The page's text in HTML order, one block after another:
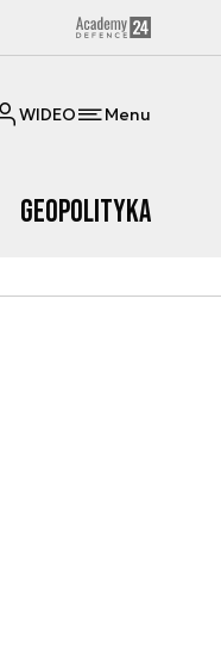
WIDEO Menu
Geopolityka